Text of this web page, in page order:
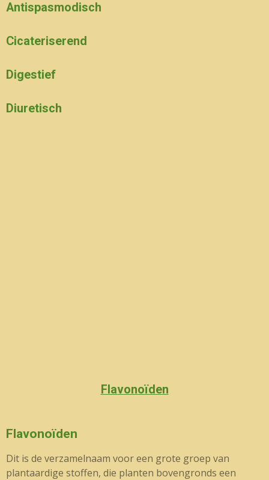
Antispasmodisch
Cicateriserend
Digestief
Diuretisch
Flavonoïden
Flavonoïden
Dit is de verzamelnaam voor een grote groep van
plantaardige stoffen, die planten bovengronds een